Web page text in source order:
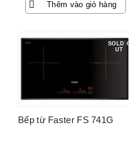
là:
tại
Thêm vào giỏ hàng
SOLD O
UT
Bếp từ Faster FS 741G